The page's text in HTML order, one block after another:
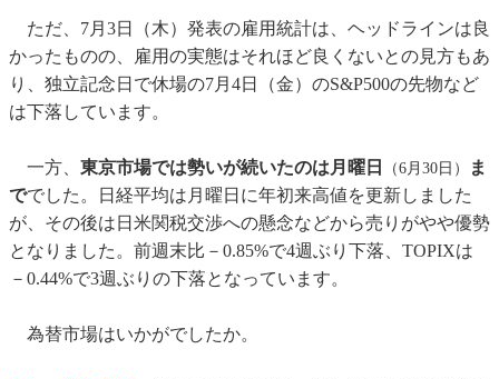
ただ、7月3日（木）発表の雇用統計は、ヘッドラインは良
かったものの、雇用の実態はそれほど良くないとの見方もあ
り、独立記念日で休場の7月4日（金）のS&P500の先物など
は下落しています。
一方、 東京市場では勢いが続いたのは月曜日 （6月30日）
ま
ででした。日経平均は月曜日に年初来高値を更新しました
が、その後は日米関税交渉への懸念などから売りがやや優勢
となりました。前週末比－0.85%で4週ぶり下落、TOPIXは
－0.44%で3週ぶりの下落となっています。
為替市場はいかがでしたか。